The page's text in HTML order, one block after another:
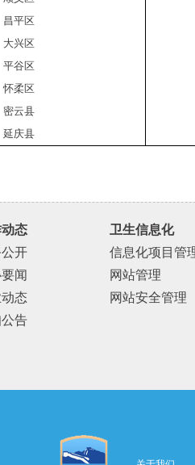
昌平区
大兴区
平谷区
怀柔区
密云县
延庆县
态
开
闻
态
告
卫生信息化
信息化项目管
网站管理
网站安全管理